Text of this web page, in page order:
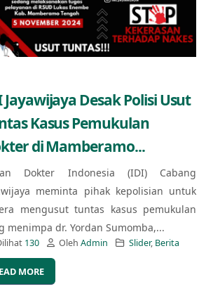
Jayawijaya Desak Polisi Usut
Kasus Pemukulan
di Mamberamo...
Dokter Indonesia (IDI) Cabang
meminta pihak kepolisian untuk
mengusut tuntas kasus pemukulan
menimpa dr. Yordan Sumomba,...
130 Oleh Admin Slider, Berita
MORE